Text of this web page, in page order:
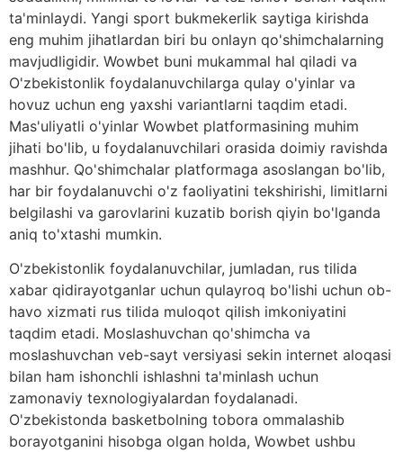
ta'minlaydi. Yangi sport bukmekerlik saytiga kirishda
eng muhim jihatlardan biri bu onlayn qo'shimchalarning
mavjudligidir. Wowbet buni mukammal hal qiladi va
O'zbekistonlik foydalanuvchilarga qulay o'yinlar va
hovuz uchun eng yaxshi variantlarni taqdim etadi.
Mas'uliyatli o'yinlar Wowbet platformasining muhim
jihati bo'lib, u foydalanuvchilari orasida doimiy ravishda
mashhur. Qo'shimchalar platformaga asoslangan bo'lib,
har bir foydalanuvchi o'z faoliyatini tekshirishi, limitlarni
belgilashi va garovlarini kuzatib borish qiyin bo'lganda
aniq to'xtashi mumkin.
O'zbekistonlik foydalanuvchilar, jumladan, rus tilida
xabar qidirayotganlar uchun qulayroq bo'lishi uchun ob-
havo xizmati rus tilida muloqot qilish imkoniyatini
taqdim etadi. Moslashuvchan qo'shimcha va
moslashuvchan veb-sayt versiyasi sekin internet aloqasi
bilan ham ishonchli ishlashni ta'minlash uchun
zamonaviy texnologiyalardan foydalanadi.
O'zbekistonda basketbolning tobora ommalashib
borayotganini hisobga olgan holda, Wowbet ushbu